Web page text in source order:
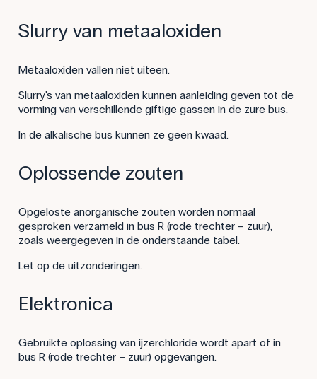
Slurry van metaaloxiden
Metaaloxiden vallen niet uiteen.
Slurry's van metaaloxiden kunnen aanleiding geven tot de
vorming van verschillende giftige gassen in de zure bus.
In de alkalische bus kunnen ze geen kwaad.
Oplossende zouten
Opgeloste anorganische zouten worden normaal
gesproken verzameld in bus R (rode trechter – zuur),
zoals weergegeven in de onderstaande tabel.
Let op de uitzonderingen.
Elektronica
Gebruikte oplossing van ijzerchloride wordt apart of in
bus R (rode trechter – zuur) opgevangen.